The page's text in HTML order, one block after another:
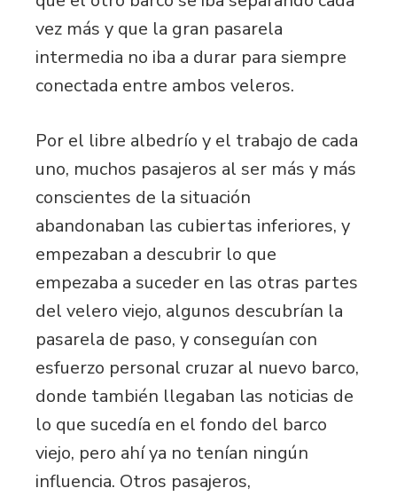
vez más y que la gran pasarela
intermedia no iba a durar para siempre
conectada entre ambos veleros.
Por el libre albedrío y el trabajo de cada
uno, muchos pasajeros al ser más y más
conscientes de la situación
abandonaban las cubiertas inferiores, y
empezaban a descubrir lo que
empezaba a suceder en las otras partes
del velero viejo, algunos descubrían la
pasarela de paso, y conseguían con
esfuerzo personal cruzar al nuevo barco,
donde también llegaban las noticias de
lo que sucedía en el fondo del barco
viejo, pero ahí ya no tenían ningún
influencia. Otros pasajeros,